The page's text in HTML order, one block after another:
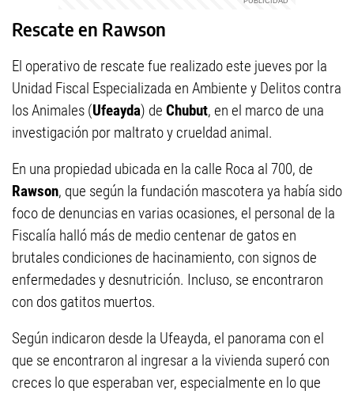
Rescate en Rawson
El operativo de rescate fue realizado este jueves por la
Unidad Fiscal Especializada en Ambiente y Delitos contra
los Animales (Ufeayda) de Chubut, en el marco de una
investigación por maltrato y crueldad animal.
En una propiedad ubicada en la calle Roca al 700, de
Rawson, que según la fundación mascotera ya había sido
foco de denuncias en varias ocasiones, el personal de la
Fiscalía halló más de medio centenar de gatos en
brutales condiciones de hacinamiento, con signos de
enfermedades y desnutrición. Incluso, se encontraron
con dos gatitos muertos.
Según indicaron desde la Ufeayda, el panorama con el
que se encontraron al ingresar a la vivienda superó con
creces lo que esperaban ver, especialmente en lo que